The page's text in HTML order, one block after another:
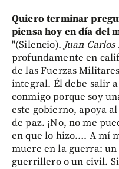
Quiero terminar
piensa hoy en día del
"(Silencio). Juan
profundamente en
de las Fuerzas
integral. Él debe salir
conmigo porque soy
este gobierno, apoya
de paz. ¡No, no me
en que lo hizo…. A mí
muere en la guerra:
guerrillero o un civil.